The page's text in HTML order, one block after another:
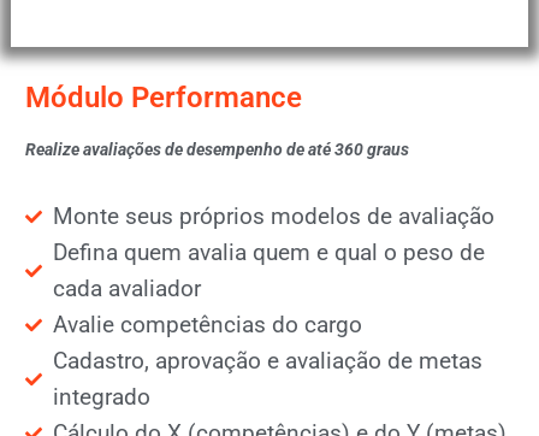
Módulo Performance
Realize avaliações de desempenho de até 360 graus
Monte seus próprios modelos de avaliação
Defina quem avalia quem e qual o peso de
cada avaliador
Avalie competências do cargo
Cadastro, aprovação e avaliação de metas
integrado